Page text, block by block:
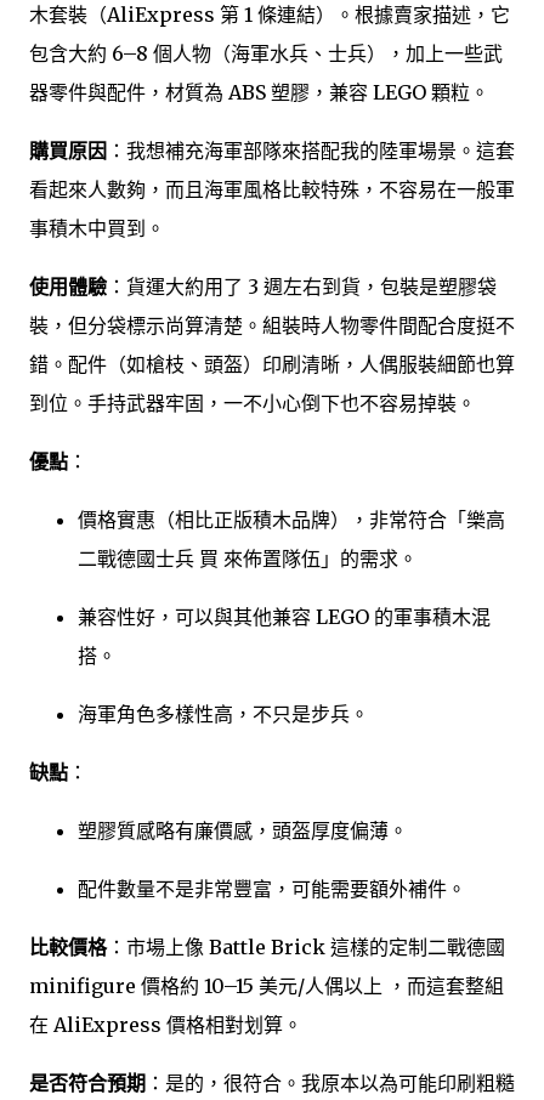
木套裝（AliExpress 第 1 條連結）。根據賣家描述，它
包含大約 6–8 個人物（海軍水兵、士兵），加上一些武
器零件與配件，材質為 ABS 塑膠，兼容 LEGO 顆粒。
購買原因 ：我想補充海軍部隊來搭配我的陸軍場景。這套
看起來人數夠，而且海軍風格比較特殊，不容易在一般軍
事積木中買到。
使用體驗 ：貨運大約用了 3 週左右到貨，包裝是塑膠袋
裝，但分袋標示尚算清楚。組裝時人物零件間配合度挺不
錯。配件（如槍枝、頭盔）印刷清晰，人偶服裝細節也算
到位。手持武器牢固，一不小心倒下也不容易掉裝。
優點 ：
價格實惠（相比正版積木品牌），非常符合「樂高
二戰德國士兵 買 來佈置隊伍」的需求。
兼容性好，可以與其他兼容 LEGO 的軍事積木混
搭。
海軍角色多樣性高，不只是步兵。
缺點 ：
塑膠質感略有廉價感，頭盔厚度偏薄。
配件數量不是非常豐富，可能需要額外補件。
比較價格：市場上像 Battle Brick 這樣的定制二戰德國
minifigure 價格約 10–15 美元/人偶以上 ，而這套整組
在 AliExpress 價格相對划算。
是否符合預期 ：是的，很符合。我原本以為可能印刷粗糙